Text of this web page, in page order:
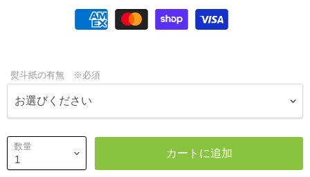
熨斗紙の有無 ※必須
数量 カートに追加